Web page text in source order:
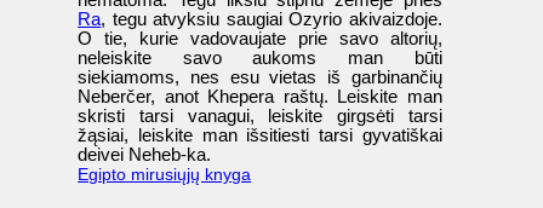
Ra, tegu atvyksiu saugiai Ozyrio akivaizdoje.
O tie, kurie vadovaujate prie savo altorių,
neleiskite savo aukoms man būti
siekiamoms, nes esu vietas iš garbinančių
Neberčer, anot Khepera raštų. Leiskite man
skristi tarsi vanagui, leiskite girgsėti tarsi
žąsiai, leiskite man išsitiesti tarsi gyvatiškai
deivei Neheb-ka.
Egipto mirusiųjų knyga